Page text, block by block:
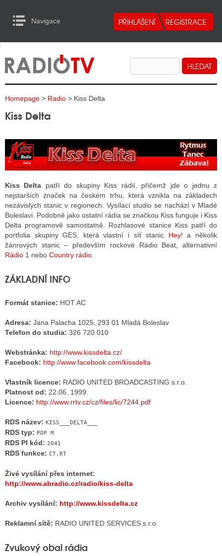
Navigace
RADIA
TELEVIZE
INTERNET
TISK
RADIA
RÁDIÍ
VYSÍLAČE
TELEVIZE
TELEVIZÍ
INTERNET
RÁDIA
STRÁNKY RÁDIÍ
STRÁNKY TV
TISK
STÁT BLOGEREM
to Content
Homepage > Radio > Kiss Delta
Kiss Delta
Kiss Delta patří do skupiny Kiss rádií, přičemž jde o jednu z
nejstarších značek na českém trhu, která vznikla na základech
nezávislých stanic v regionech. Vysílací studio se nachází v Mladé
Boleslavi. Podobně jako ostatní rádia se značkou Kiss funguje i Kiss
Delta programově samostatně. Rozhlasové stanice Kiss patří do
portfolia skupiny GES, která vlastní i síť stanic Hey! a několik
žánrových stanic – především rockové Rádio Beat, alternativní
Rádio 1 nebo Country rádio.
ZÁKLADNÍ INFO
Formát stanice: HOT AC
Adresa: Jana Palacha 1025, 293 01 Mladá Boleslav
Telefon do studia: 326 720 010
Webstránka: http://www.kissdelta.cz/
Facebook: http://www.facebook.com/kissdelta
Vlastník licence: RADIO UNITED BROADCASTING s.r.o.
Platnost od: 22.06. 1999
Licence: http://www.rrtv.cz/cz/files/lic/7244.pdf
RDS název: KISS___DELTA___
RDS typ: POP M
RDS PI kód: 2041
RDS funkce: CT,RT
Živé vysílání přes internet:
http://www.abradio.cz/radio/kiss-delta
Archiv vysílání: http://www.kissdelta.cz
Reklamní sítě: RADIO UNITED SERVICES s.r.o.
Zvukový obal rádia